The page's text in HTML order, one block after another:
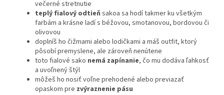
večerné stretnutie
teplý fialový odtieň sakoa sa hodí takmer ku všetkým
farbám a krásne ladí s béžovou, smotanovou, bordovou či
olivovou
doplníš ho čižmami alebo lodičkami a máš outfit, ktorý
pôsobí premyslene, ale zároveň nenútene
toto fialové sako nemá zapínanie, čo mu dodáva ľahkosť
a uvoľnený štýl
môžeš ho nosiť voľne prehodené alebo previazať
opaskom pre zvýraznenie pásu